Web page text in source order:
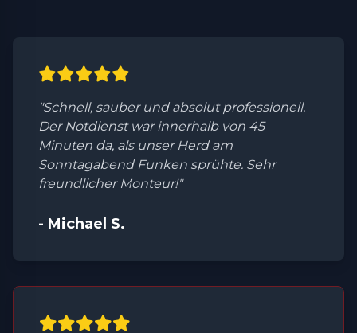
"Schnell, sauber und absolut professionell.
Der Notdienst war innerhalb von 45
Minuten da, als unser Herd am
Sonntagabend Funken sprühte. Sehr
freundlicher Monteur!"
- Michael S.